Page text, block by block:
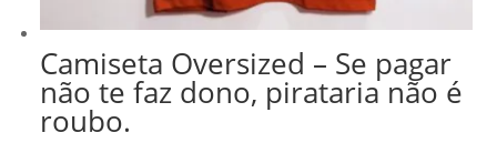
Camiseta Oversized – Se pagar
não te faz dono, pirataria não é
roubo.